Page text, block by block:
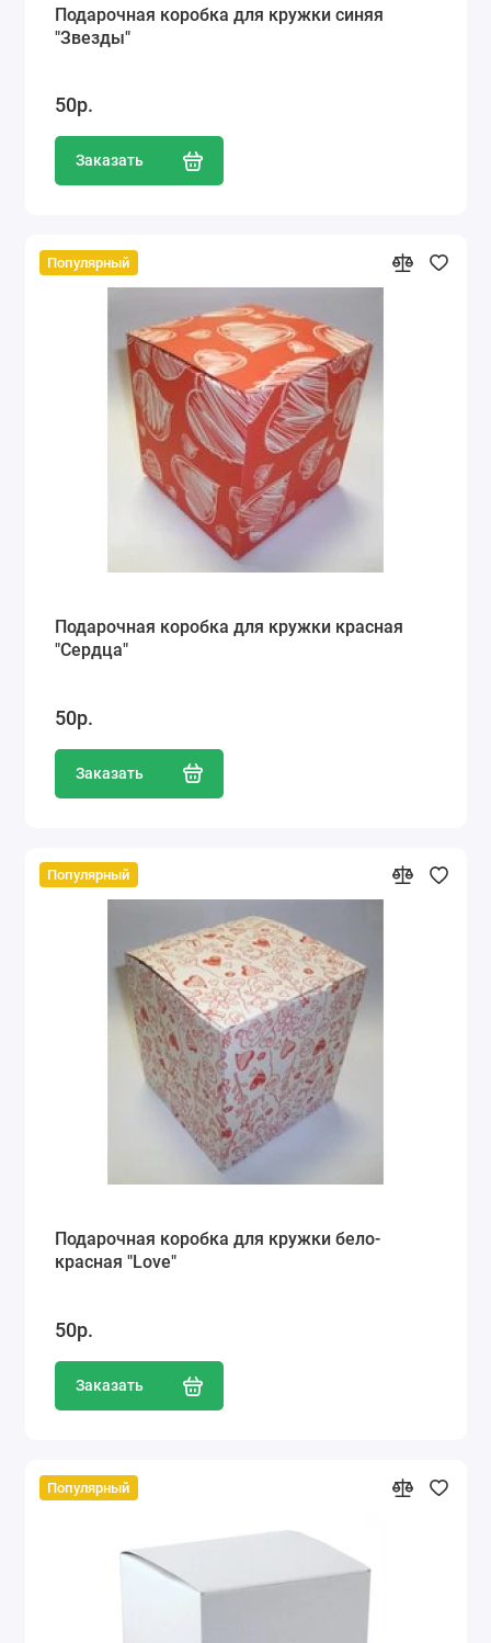
Подарочная коробка для кружки синяя
"Звезды"
50р.
Заказать
Популярный
Подарочная коробка для кружки красная
"Сердца"
50р.
Заказать
Популярный
Подарочная коробка для кружки бело-
красная "Love"
50р.
Заказать
Популярный